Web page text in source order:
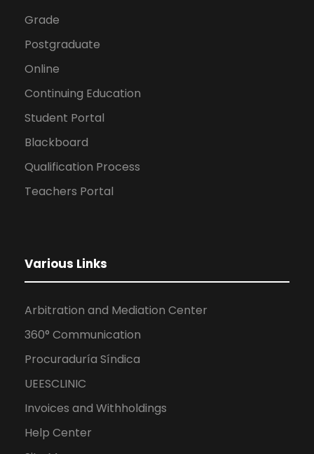
Grade
Postgraduate
Online
Continuing Education
Student Portal
Blackboard
Qualification Process
Teachers Portal
Various Links
Arbitration and Mediation Center
360° Communication
Procuraduría Síndica
UEESCLINIC
Invoices and Withholdings
Help Center